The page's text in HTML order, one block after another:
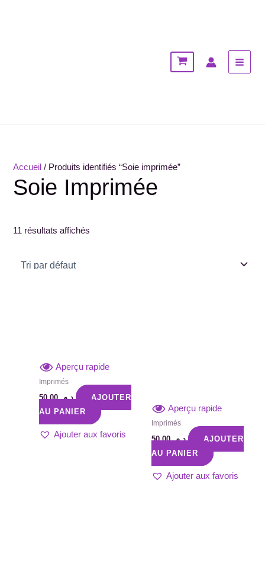
Accueil / Produits identifiés “Soie imprimée”
Soie Imprimée
11 résultats affichés
Aperçu rapide
Imprimés
د.م.50,00
AJOUTER
AU PANIER
Ajouter aux favoris
Aperçu rapide
Imprimés
د.م.50,00
AJOUTER
AU PANIER
Ajouter aux favoris